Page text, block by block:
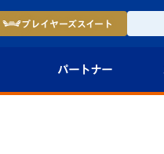
プレイヤーズスイート
パートナー